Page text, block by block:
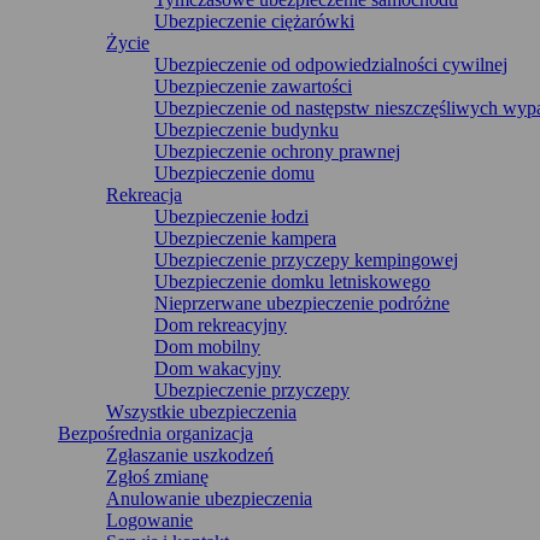
Ubezpieczenie ciężarówki
Życie
Ubezpieczenie od odpowiedzialności cywilnej
Ubezpieczenie zawartości
Ubezpieczenie od następstw nieszczęśliwych
Ubezpieczenie budynku
Ubezpieczenie ochrony prawnej
Ubezpieczenie domu
Rekreacja
Ubezpieczenie łodzi
Ubezpieczenie kampera
Ubezpieczenie przyczepy kempingowej
Ubezpieczenie domku letniskowego
Nieprzerwane ubezpieczenie podróżne
Dom rekreacyjny
Dom mobilny
Dom wakacyjny
Ubezpieczenie przyczepy
Wszystkie ubezpieczenia
Bezpośrednia organizacja
Zgłaszanie uszkodzeń
Zgłoś zmianę
Anulowanie ubezpieczenia
Logowanie